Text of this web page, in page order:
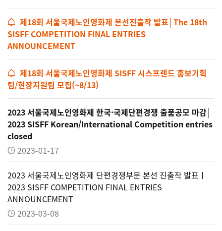
제18회 서울국제노인영화제 본선진출작 발표│The 18th
SISFF COMPETITION FINAL ENTRIES
ANNOUNCEMENT
제18회 서울국제노인영화제 SISFF 시스프렌드 홍보기획
팀/현장지원팀 모집(~8/13)
2023 서울국제노인영화제 한국·국제단편경쟁 출품공모 마감│
2023 SISFF Korean/International Competition entries
closed
2023-01-17
2023 서울국제노인영화제 단편경쟁부문 본선 진출작 발표ㅣ
2023 SISFF COMPETITION FINAL ENTRIES
ANNOUNCEMENT
2023-03-08